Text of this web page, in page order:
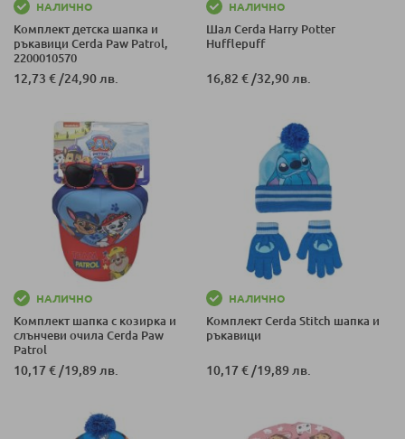
НАЛИЧНО
Комплект детска шaпка и
ръкавици Cerda Paw Patrol,
2200010570
12,73 €/24,90 лв.
НАЛИЧНО
Шал Cerda Harry Potter
Hufflepuff
16,82 €/32,90 лв.
НАЛИЧНО
Комплект шапка с козирка и
слънчеви очила Cerda Paw
Patrol
10,17 € /19,89 лв.
НАЛИЧНО
Комплект Cerda Stitch шапка и
ръкавици
10,17 € /19,89 лв.